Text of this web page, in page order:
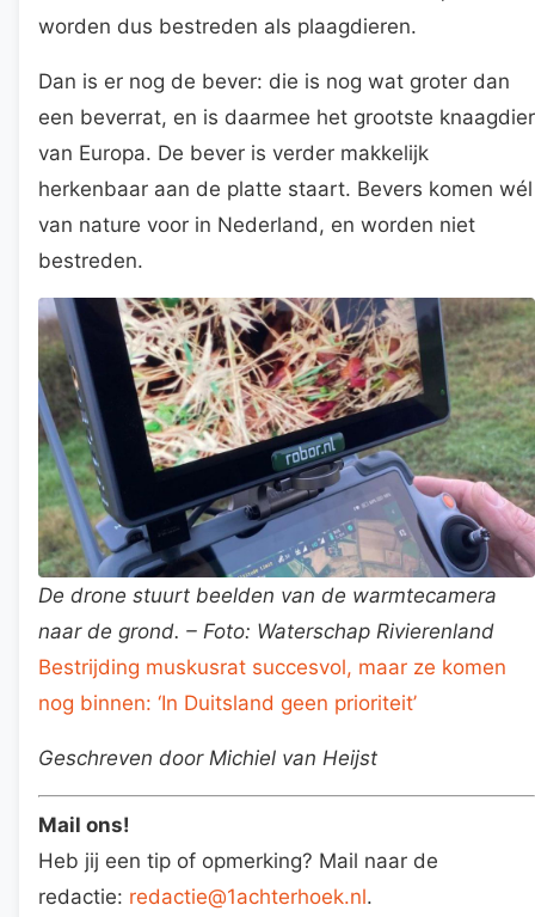
worden dus bestreden als plaagdieren.
Dan is er nog de bever: die is nog wat groter dan
een beverrat, en is daarmee het grootste knaagdier
van Europa. De bever is verder makkelijk
herkenbaar aan de platte staart. Bevers komen wél
van nature voor in Nederland, en worden niet
bestreden.
De drone stuurt beelden van de warmtecamera
naar de grond. – Foto: Waterschap Rivierenland
Bestrijding muskusrat succesvol, maar ze komen
nog binnen: ‘In Duitsland geen prioriteit’
Geschreven door Michiel van Heijst
Mail ons!
Heb jij een tip of opmerking? Mail naar de
redactie: redactie@1achterhoek.nl.